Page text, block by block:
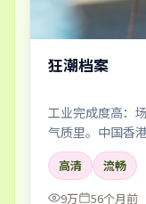
狂潮档案
工业完成度高：
气质里。中国香
高清
流畅
9万
56个月前